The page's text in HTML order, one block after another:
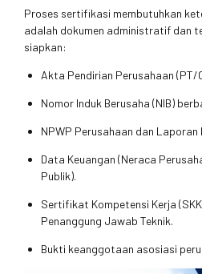
Proses sertifikasi membutuhkan
adalah dokumen administratif dan
siapkan:
Akta Pendirian Perusahaan (PT/
Nomor Induk Berusaha (NIB)
NPWP Perusahaan dan
Data Keuangan (Neraca
Publik).
Sertifikat Kompetensi Kerja
Penanggung Jawab Teknik.
Bukti keanggotaan asosiasi